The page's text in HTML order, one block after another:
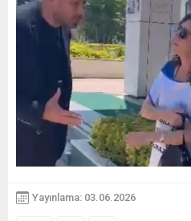
Yayınlama: 03.06.2026